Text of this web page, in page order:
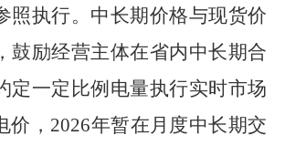
照执行。中长期价格与现货价
鼓励经营主体在省内中长期合
定一定比例电量执行实时市场
价， 2026年暂在月度中长期交